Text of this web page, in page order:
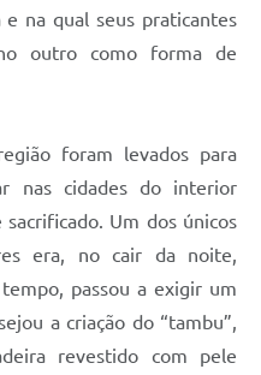
na qual seus praticantes
outro como forma de
foram levados para
nas cidades do interior
Um dos únicos
era, no cair da noite,
passou a exigir um
a criação do “tambu”,
revestido com pele